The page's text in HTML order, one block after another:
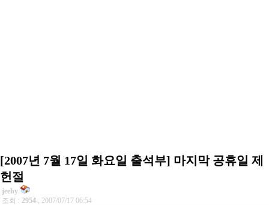
[2007년 7월 17일 화요일 출석부] 마지막 공휴일 제
헌절
jeehy
조회 : 2954 , 2007/07/17 06:54